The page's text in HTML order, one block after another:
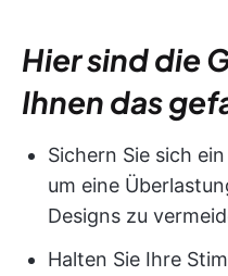
Hier sind die
Ihnen das
Sichern Sie sich
um eine
Designs zu
Halten Sie Ihre